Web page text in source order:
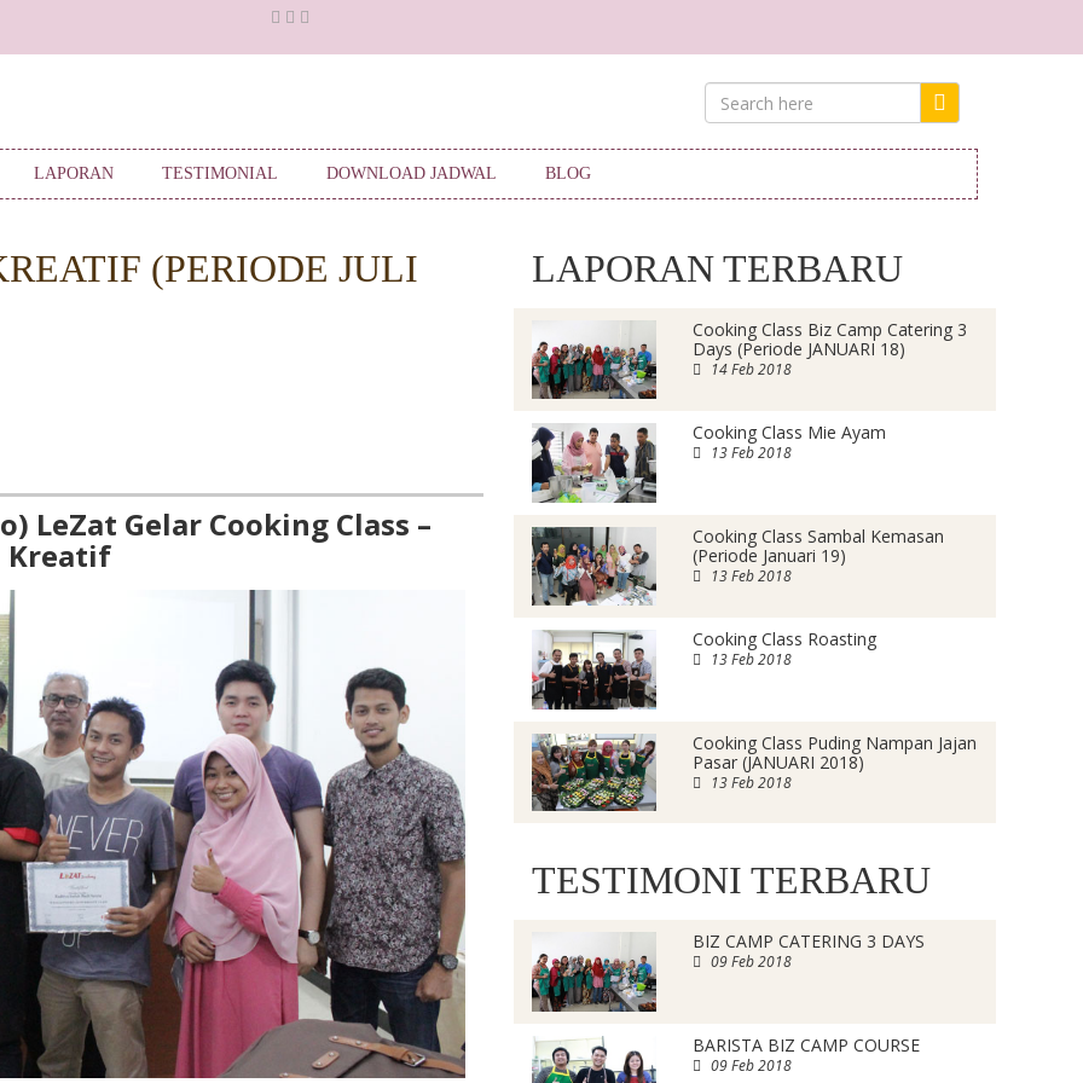
LAPORAN TESTIMONIAL DOWNLOAD JADWAL BLOG
(PERIODE JULI
LeZat Gelar Cooking Class –
Kreatif
LAPORAN TERBARU
Cooking Class Biz Camp Catering 3
Days (Periode JANUARI 18)
14 Feb 2018
Cooking Class Mie Ayam
13 Feb 2018
Cooking Class Sambal Kemasan
(Periode Januari 19)
13 Feb 2018
Cooking Class Roasting
13 Feb 2018
Cooking Class Puding Nampan Jajan
Pasar (JANUARI 2018)
13 Feb 2018
TESTIMONI TERBARU
BIZ CAMP CATERING 3 DAYS
09 Feb 2018
BARISTA BIZ CAMP COURSE
09 Feb 2018